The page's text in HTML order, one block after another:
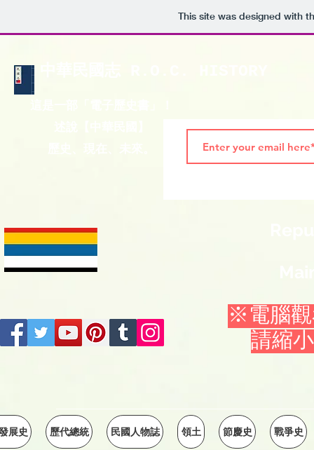
This site was designed with
※電腦觀
請縮
展史 歷代總統 民國人物誌 領土 節慶史 戰爭史